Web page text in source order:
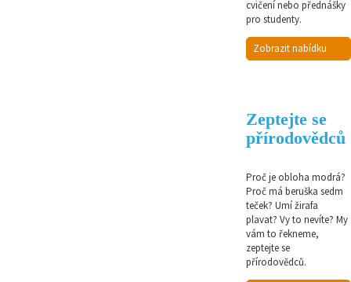
cvičení nebo přednášky
pro studenty.
Zobrazit nabídku
Zeptejte se
přírodovědců
Proč je obloha modrá?
Proč má beruška sedm
teček? Umí žirafa
plavat? Vy to nevíte? My
vám to řekneme,
zeptejte se
přírodovědců.